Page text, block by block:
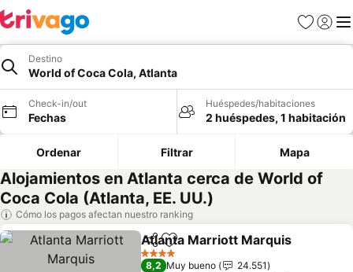
Favoritos
Iniciar
Destino
World of Coca Cola, Atlanta
Check-in/out
Fechas
Huéspedes/habitaciones
2 huéspedes, 1 habitación
Ordenar Filtrar Mapa
Alojamientos en Atlanta cerca de World of
Coca Cola (Atlanta, EE. UU.)
Cómo los pagos afectan nuestro ranking
CompartirAgregar a favoritos
Atlanta Marriott Marquis
4 Estrellas
8,2 Muy bueno
24.551